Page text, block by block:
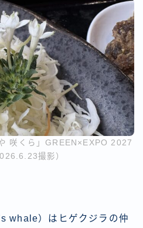
咲くら」GREEN×EXPO 2027
撮影）
whale）はヒゲクジラの仲